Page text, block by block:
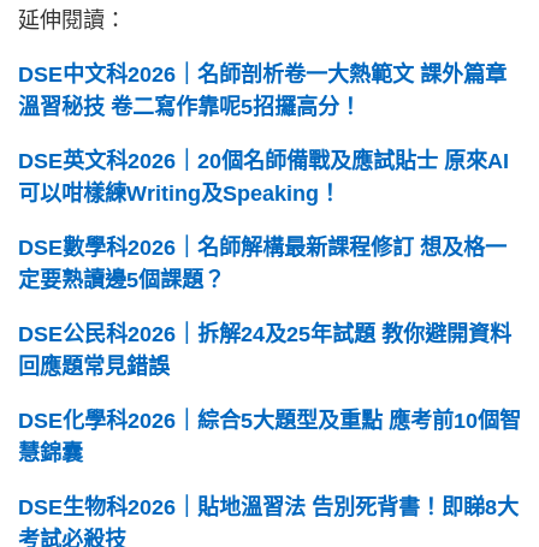
延伸閱讀：
DSE中文科2026｜名師剖析卷一大熱範文 課外篇章
溫習秘技 卷二寫作靠呢5招攞高分！
DSE英文科2026｜20個名師備戰及應試貼士 原來AI
可以咁樣練Writing及Speaking！
DSE數學科2026｜名師解構最新課程修訂 想及格一
定要熟讀邊5個課題？
DSE公民科2026｜拆解24及25年試題 教你避開資料
回應題常見錯誤
DSE化學科2026｜綜合5大題型及重點 應考前10個智
慧錦囊
DSE生物科2026｜貼地溫習法 告別死背書！即睇8大
考試必殺技